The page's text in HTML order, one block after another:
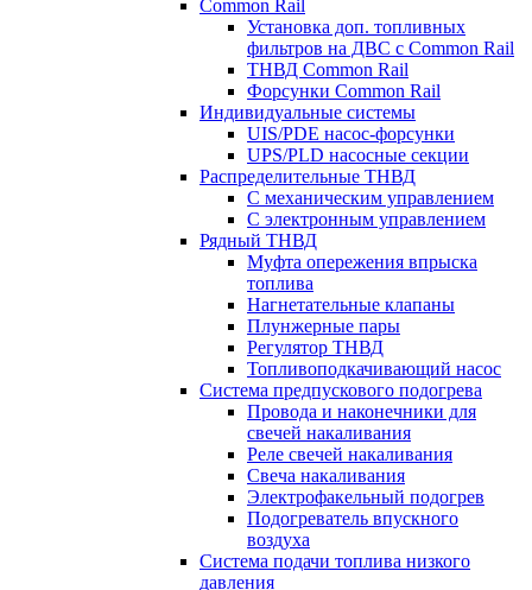
Common Rail
Установка доп. топливных
фильтров на ДВС с Common Rail
ТНВД Common Rail
Форсунки Common Rail
Индивидуальные системы
UIS/PDE насос-форсунки
UPS/PLD насосные секции
Распределительные ТНВД
С механическим управлением
С электронным управлением
Рядный ТНВД
Муфта опережения впрыска
топлива
Нагнетательные клапаны
Плунжерные пары
Регулятор ТНВД
Топливоподкачивающий насос
Система предпускового подогрева
Провода и наконечники для
свечей накаливания
Реле свечей накаливания
Свеча накаливания
Электрофакельный подогрев
Подогреватель впускного
воздуха
Система подачи топлива низкого
давления